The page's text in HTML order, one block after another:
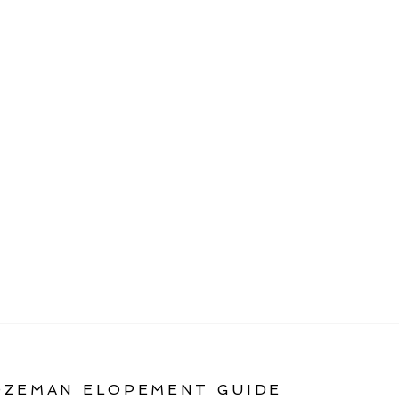
ELOPEMENT GUIDE